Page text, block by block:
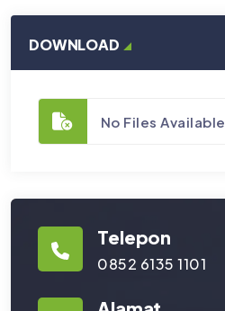
DOWNLOAD
No Files Available
Telepon
0852 6135 1101